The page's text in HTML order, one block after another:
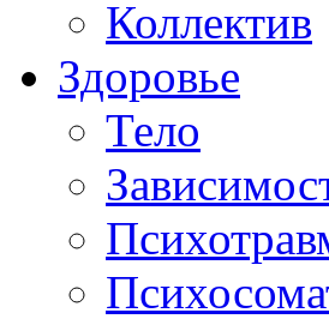
Коллектив
Здоровье
Тело